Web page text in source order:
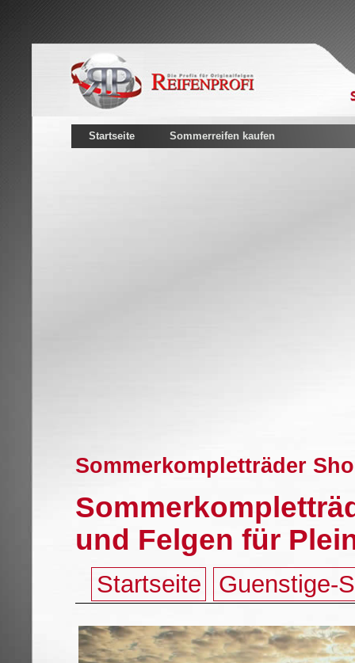
Startseite Sommerreifen kaufen
Sommerkompletträder
und Felgen für
Startseite Guenstige-